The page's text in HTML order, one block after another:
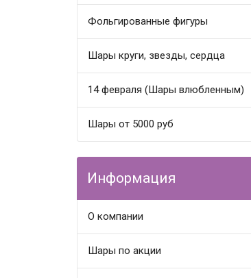
Фольгированные фигуры
Шары круги, звезды, сердца
14 февраля (Шары влюбленным)
Шары от 5000 руб
Информация
О компании
Шары по акции